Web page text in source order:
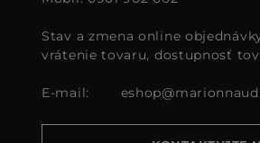
Stav a zmena online
vrátenie tovaru, dostupnosť
E-mail: